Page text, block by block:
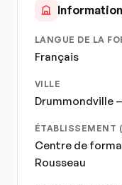
LANGUE DE LA
Français
VILLE
Drummondville
ÉTABLISSEMENT
Centre de
Rousseau